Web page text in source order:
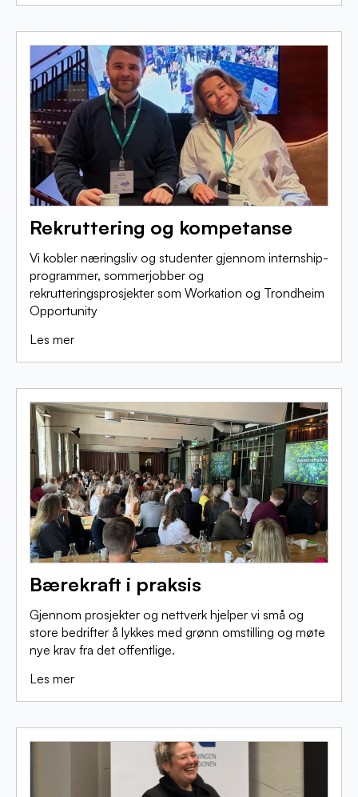
Rekruttering og kompetanse
Vi kobler næringsliv og studenter gjennom internship-
programmer, sommerjobber og
rekrutteringsprosjekter som Workation og Trondheim
Opportunity
Les mer
Bærekraft i praksis
Gjennom prosjekter og nettverk hjelper vi små og
store bedrifter å lykkes med grønn omstilling og møte
nye krav fra det offentlige.
Les mer